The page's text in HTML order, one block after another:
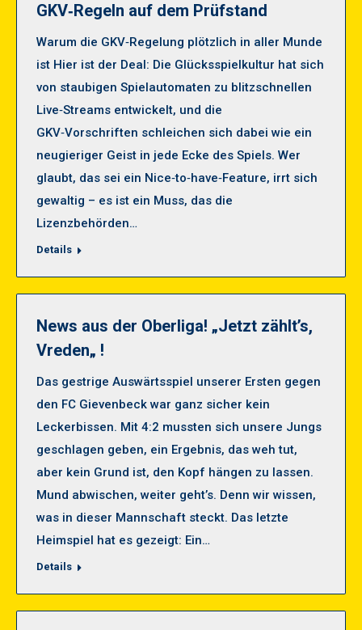
GKV‑Regeln auf dem Prüfstand
Warum die GKV‑Regelung plötzlich in aller Munde
ist Hier ist der Deal: Die Glücksspielkultur hat sich
von staubigen Spielautomaten zu blitzschnellen
Live‑Streams entwickelt, und die
GKV‑Vorschriften schleichen sich dabei wie ein
neugieriger Geist in jede Ecke des Spiels. Wer
glaubt, das sei ein Nice‑to‑have‑Feature, irrt sich
gewaltig – es ist ein Muss, das die
Lizenzbehörden…
Details
News aus der Oberliga! „Jetzt zählt’s,
Vreden„ !
Das gestrige Auswärtsspiel unserer Ersten gegen
den FC Gievenbeck war ganz sicher kein
Leckerbissen. Mit 4:2 mussten sich unsere Jungs
geschlagen geben, ein Ergebnis, das weh tut,
aber kein Grund ist, den Kopf hängen zu lassen.
Mund abwischen, weiter geht’s. Denn wir wissen,
was in dieser Mannschaft steckt. Das letzte
Heimspiel hat es gezeigt: Ein…
Details